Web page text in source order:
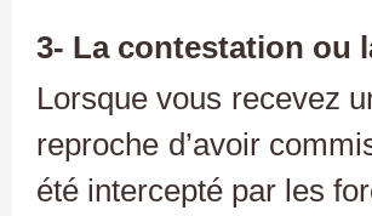
3- La contestation ou
Lorsque vous recevez
reproche d’avoir
été intercepté par les